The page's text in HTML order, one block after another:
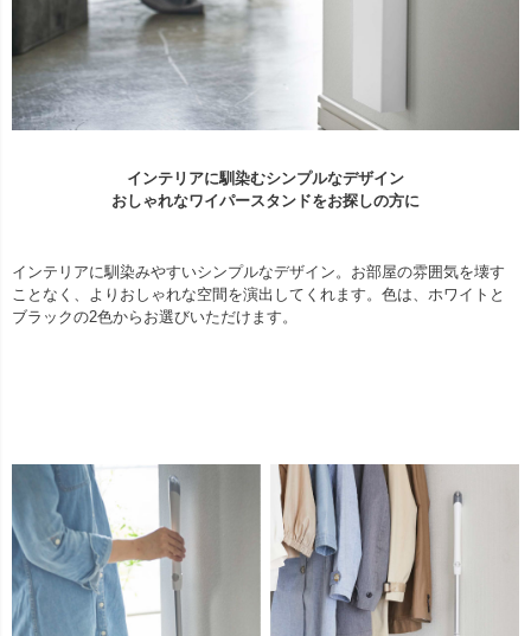
インテリアに馴染むシンプルなデザイン
おしゃれなワイパースタンドをお探しの方に
インテリアに馴染みやすいシンプルなデザイン。お部屋の雰囲気を壊す
ことなく、よりおしゃれな空間を演出してくれます。色は、ホワイトと
ブラックの2色からお選びいただけます。